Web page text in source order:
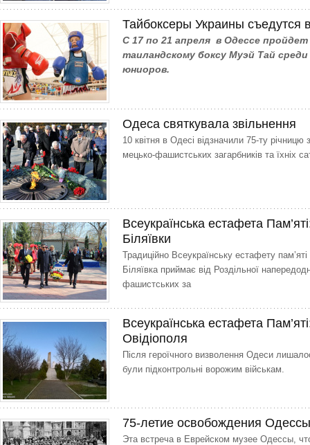
Тайбоксеры Украины съедутся
С 17 по 21 апреля в Одессе
таиландскому боксу Муэй Тай
юниоров.
Одеса святкувала звільнення
10 квітня в Одесі відзначили 75-ту
мецько-фашистських загарбників та їхніх
Всеукраїнська естафета
Біляївки
Традиційно Всеук­раїнську ес­та­фету
Біляївка приймає від Роздільної
фашистських за
Всеукраїнська естафета
Овідіополя
Після героїчного визволення Одеси
були підконтрольні ворожим військам.
75-летие освобождения
Эта встреча в Еврейском музее Одессы,